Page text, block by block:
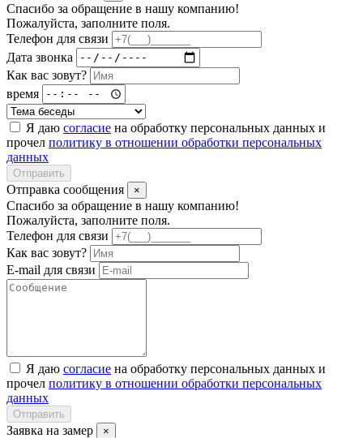
Спасибо за обращение в нашу компанию!
Пожалуйста, заполните поля.
Телефон для связи
Дата звонка
Как вас зовут?
время
Я даю согласие на обработку персональных данных и
прочел политику в отношении обработки персональных
данных
Отправить
Отправка сообщения ×
Спасибо за обращение в нашу компанию!
Пожалуйста, заполните поля.
Телефон для связи
Как вас зовут?
E-mail для связи
Я даю согласие на обработку персональных данных и
прочел политику в отношении обработки персональных
данных
Отправить
Заявка на замер ×